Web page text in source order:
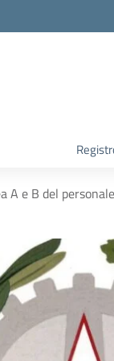
e B del